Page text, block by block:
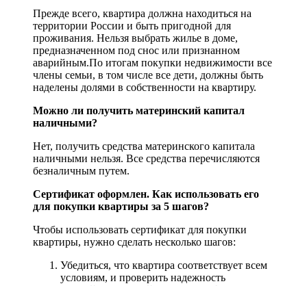
Прежде всего, квартира должна находиться на
территории России и быть пригодной для
проживания. Нельзя выбрать жилье в доме,
предназначенном под снос или признанном
аварийным.По итогам покупки недвижимости все
члены семьи, в том числе все дети, должны быть
наделены долями в собственности на квартиру.
Можно ли получить материнский капитал
наличными?
Нет, получить средства материнского капитала
наличными нельзя. Все средства перечисляются
безналичным путем.
Сертификат оформлен. Как использовать его
для покупки квартиры за 5 шагов?
Чтобы использовать сертификат для покупки
квартиры, нужно сделать несколько шагов:
Убедиться, что квартира соответствует всем
условиям, и проверить надежность